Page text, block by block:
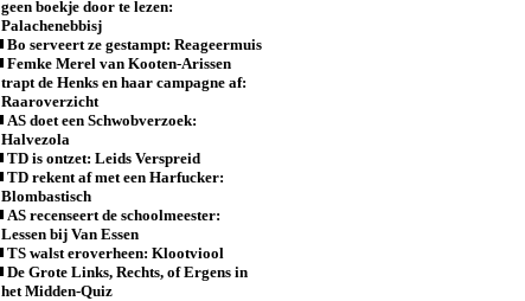
geen boekje door te lezen:
Palachenebbisj
Bo serveert ze gestampt: Reageermuis
Femke Merel van Kooten-Arissen
trapt de Henks en haar campagne af:
Raaroverzicht
AS doet een Schwobverzoek:
Halvezola
TD is ontzet: Leids Verspreid
TD rekent af met een Harfucker:
Blombastisch
AS recenseert de schoolmeester:
Lessen bij Van Essen
TS walst eroverheen: Klootviool
De Grote Links, Rechts, of Ergens in
het Midden-Quiz